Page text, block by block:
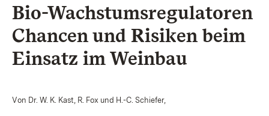
Bio-Wachstumsregulatoren
Chancen und Risiken beim
Einsatz im Weinbau
Von Dr. W. K. Kast, R. Fox und H.-C. Schiefer,